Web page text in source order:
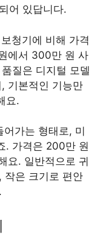
어 있답니다.
청기에 비해 가격
에서 300만 원 사
질은 디지털 모델
기본적인 기능만
요.
어가는 형태로, 미
. 가격은 200만 원
요. 일반적으로 귀
작은 크기로 편안